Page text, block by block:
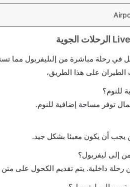
للنوم؟
توفر مساحة إضافية للنوم.
أن يكون معبئا بشكل جيد.
إلى ليفربول؟
داخلية. يتم تقديم الكحول على متن